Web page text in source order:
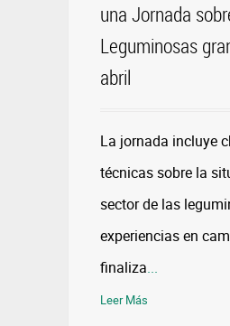
una Jornada
Leguminosas
abril
La jornada incluye
técnicas sobre la
sector de las
experiencias en
finaliza...
Leer Más